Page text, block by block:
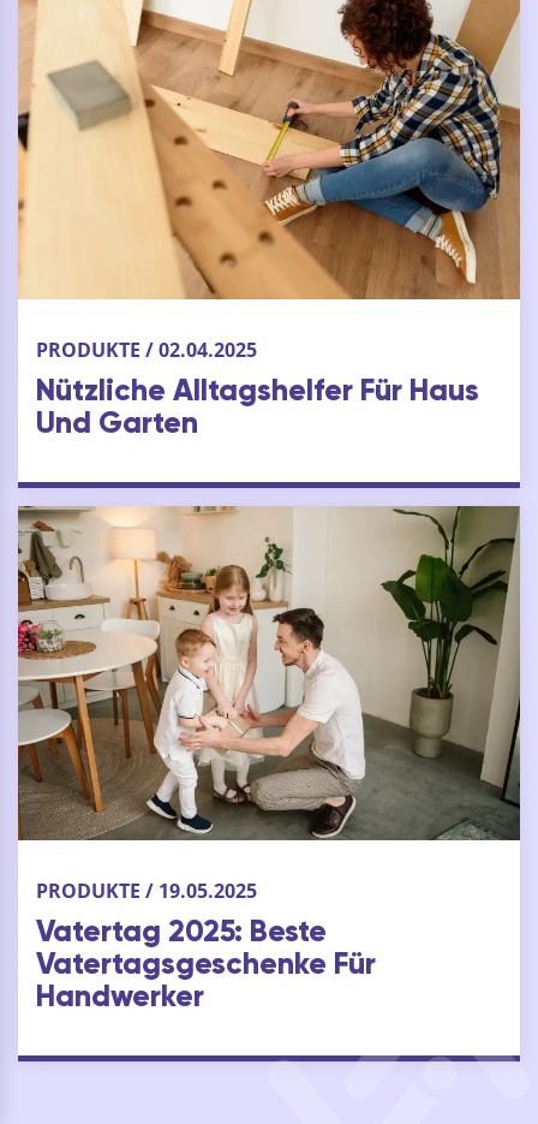
PRODUKTE / 02.04.2025
Nützliche Alltagshelfer Für Haus
Und Garten
PRODUKTE / 19.05.2025
Vatertag 2025: Beste
Vatertagsgeschenke Für
Handwerker